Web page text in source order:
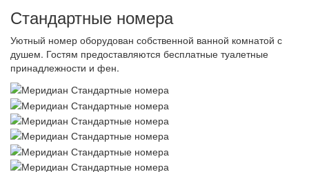
Стандартные номера
Уютный номер оборудован собственной ванной комнатой с
душем. Гостям предоставляются бесплатные туалетные
принадлежности и фен.